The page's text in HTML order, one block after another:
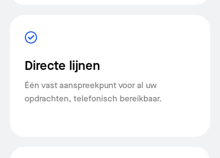
Directe lijnen
Één vast aanspreekpunt voor al uw
opdrachten, telefonisch bereikbaar.